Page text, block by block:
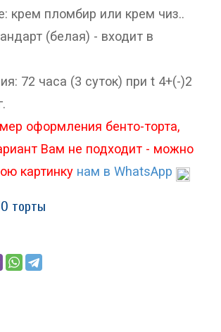
крем пломбир или крем чиз..
(белая) - входит в
72 часа (3 суток) при t 4+(-)2
оформления бенто-торта,
Вам не подходит - можно
картинку нам в WhatsApp
торты